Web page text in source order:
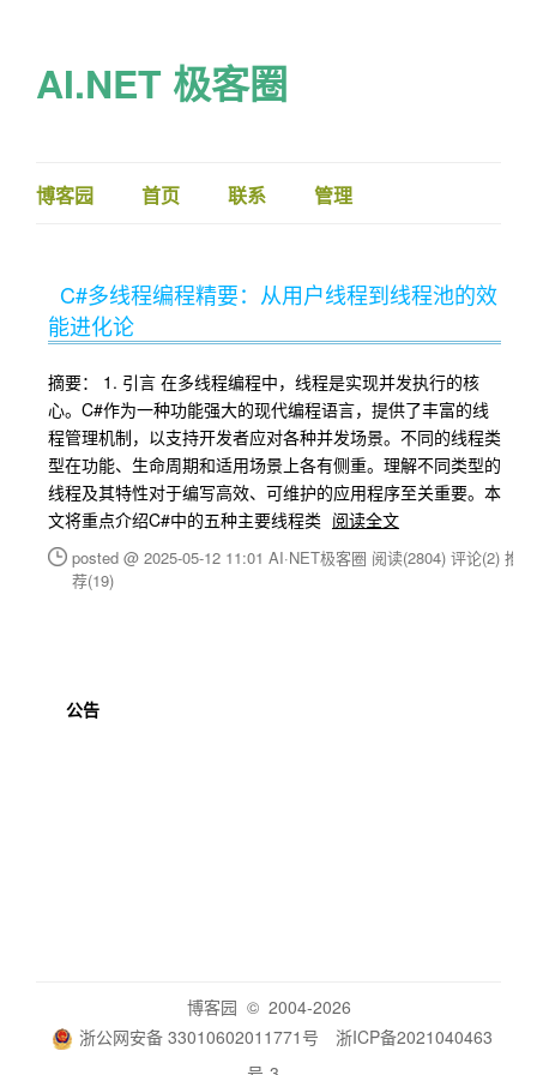
AI.NET 极客圈
博客园 首页 联系 管理
C#多线程编程精要：从用户线程到线程池的效
能进化论
摘要： 1. 引言 在多线程编程中，线程是实现并发执行的核
心。C#作为一种功能强大的现代编程语言，提供了丰富的线
程管理机制，以支持开发者应对各种并发场景。不同的线程类
型在功能、生命周期和适用场景上各有侧重。理解不同类型的
线程及其特性对于编写高效、可维护的应用程序至关重要。本
文将重点介绍C#中的五种主要线程类 阅读全文
posted @ 2025-05-12 11:01 AI·NET极客圈 阅读(2804) 评论(2) 推
荐(19)
公告
博客园 © 2004-2026
浙公网安备 33010602011771号
浙ICP备2021040463